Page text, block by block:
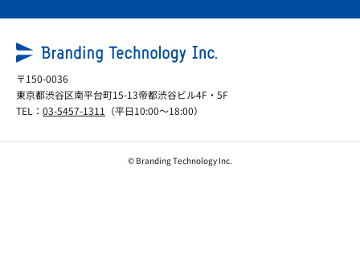
〒150-0036
東京都渋谷区南平台町15-13帝都渋谷ビル4F・5F
TEL： 03-5457-1311 （平日10:00～18:00）
© Branding Technology Inc.